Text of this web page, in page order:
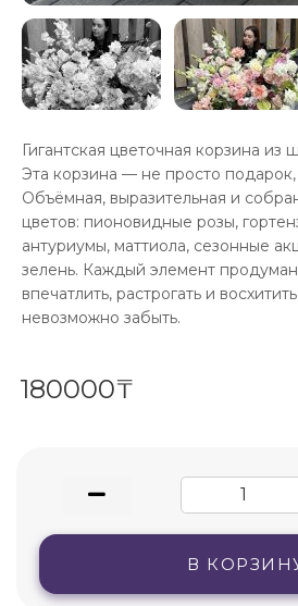
Гигантская цветочная корзина из
Эта корзина — не просто
Объёмная, выразительная и
цветов: пионовидные розы,
антуриумы, маттиола, сезонные
зелень. Каждый элемент
впечатлить, растрогать и
невозможно забыть.
180000₸
В